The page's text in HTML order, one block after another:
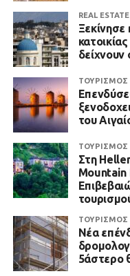
REAL ESTATE
Ξεκίνησε
δείχνουν
ΤΟΥΡΙΣΜΟΣ
του
ΤΟΥΡΙΣΜΟΣ
Στη
Mountain
ΤΟΥΡΙΣΜΟΣ
Νέα
5άστερο